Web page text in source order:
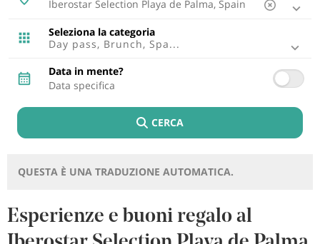
Tenerife, Spagna
Cádiz, Spagna
Punta Cana, Repubblica Dominicana
Riviera Maya, Mexico
Fuerteventura, Spagna
Lagos, Portugal
Riviera Nayarit, Mexico
Cozumel, Mexico
Punto Brabo, Aruba
Rétino , Grecia
Seleziona la categoria
Day pass, Brunch, Spa...
Data in mente?
CERCA
QUESTA È UNA TRADUZIONE AUTOMATICA.
Esperienze e buoni regalo al